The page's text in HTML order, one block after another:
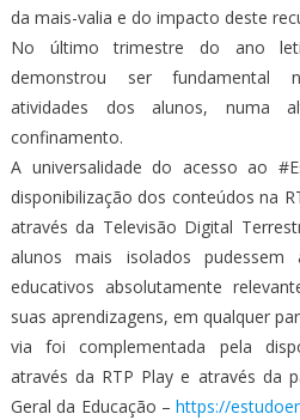
da mais-valia e do impacto deste
No último trimestre do ano
demonstrou ser fundamental
atividades dos alunos, numa
confinamento.
A universalidade do acesso ao
disponibilização dos conteúdos na
através da Televisão Digital
alunos mais isolados
educativos absolutamente
suas aprendizagens, em qualquer
via foi complementada pela
através da RTP Play e através da
Geral da Educação –https://